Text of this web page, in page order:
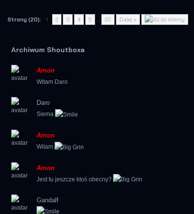
Strony (20): 1 2 3 4 5 … 20 Dalej »
Archiwum Shoutboxa
Amon
Witam Daro
Daro
Siema
Amon
Witam
Amon
Jest tu jeszcze ktoś obecny?
Gandalf